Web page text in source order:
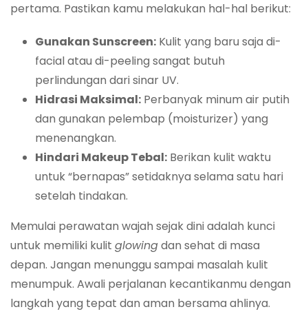
pertama. Pastikan kamu melakukan hal-hal berikut:
Gunakan Sunscreen: Kulit yang baru saja di-
facial atau di-peeling sangat butuh
perlindungan dari sinar UV.
Hidrasi Maksimal: Perbanyak minum air putih
dan gunakan pelembap (moisturizer) yang
menenangkan.
Hindari Makeup Tebal: Berikan kulit waktu
untuk “bernapas” setidaknya selama satu hari
setelah tindakan.
Memulai perawatan wajah sejak dini adalah kunci
untuk memiliki kulit glowingdan sehat di masa
depan. Jangan menunggu sampai masalah kulit
menumpuk. Awali perjalanan kecantikanmu dengan
langkah yang tepat dan aman bersama ahlinya.